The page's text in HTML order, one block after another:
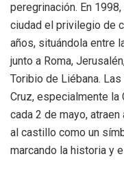
peregrinación. En
ciudad el privilegio de
años, situándola entre
junto a Roma,
Toribio de Liébana.
Cruz, especialmente la
cada 2 de mayo,
al castillo como un
marcando la historia y